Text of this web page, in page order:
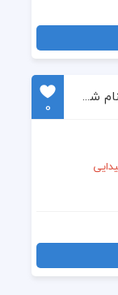
دانلود آهنگ جدید حامد همایون بنام شیدایی
0